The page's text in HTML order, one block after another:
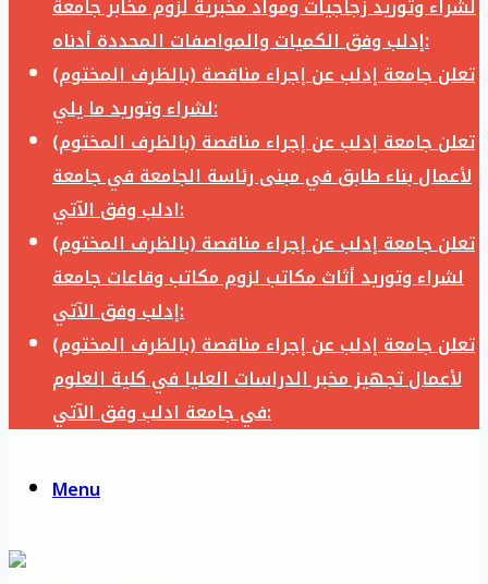
لشراء وتوريد زجاجيات ومواد مخبرية لزوم مخابر جامعة
إدلب وفق الكميات والمواصفات المحددة أدناه:
تعلن جامعة إدلب عن إجراء مناقصة (بالظرف المختوم)
لشراء وتوريد ما يلي:
تعلن جامعة إدلب عن إجراء مناقصة (بالظرف المختوم)
لأعمال بناء طابق في مبنى رئاسة الجامعة في جامعة
ادلب وفق الآتي:
تعلن جامعة إدلب عن إجراء مناقصة (بالظرف المختوم)
لشراء وتوريد أثاث مكاتب لزوم مكاتب وقاعات جامعة
إدلب وفق الآتي:
تعلن جامعة إدلب عن إجراء مناقصة (بالظرف المختوم)
لأعمال تجهيز مخبر الدراسات العليا في كلية العلوم
في جامعة ادلب وفق الآتي:
Menu